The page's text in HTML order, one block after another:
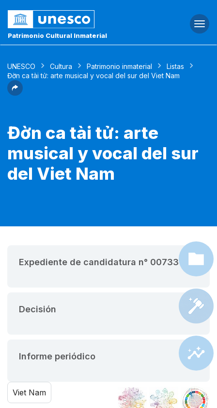
Patrimonio Cultural Inmaterial
UNESCO Cultura Patrimonio inmaterial
Listas
Đờn ca tài tử: arte musical y vocal del sur del Viet Nam
Đờn ca tài tử: arte
musical y vocal del sur
del Viet Nam
Expediente de candidatura n° 00733
Decisión
Informe periódico
Viet Nam